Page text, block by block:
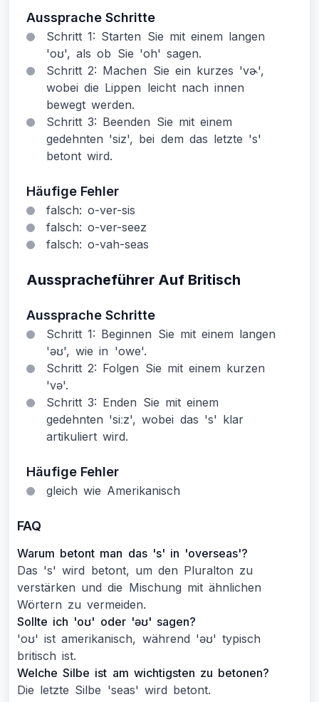
Aussprache Schritte
Schritt 1: Starten Sie mit einem langen
'oʊ', als ob Sie 'oh' sagen.
Schritt 2: Machen Sie ein kurzes 'vɚ',
wobei die Lippen leicht nach innen
bewegt werden.
Schritt 3: Beenden Sie mit einem
gedehnten 'siz', bei dem das letzte 's'
betont wird.
Häufige Fehler
falsch: o-ver-sis
falsch: o-ver-seez
falsch: o-vah-seas
Ausspracheführer Auf Britisch
Aussprache Schritte
Schritt 1: Beginnen Sie mit einem langen
'əʊ', wie in 'owe'.
Schritt 2: Folgen Sie mit einem kurzen
'və'.
Schritt 3: Enden Sie mit einem
gedehnten 'siːz', wobei das 's' klar
artikuliert wird.
Häufige Fehler
gleich wie Amerikanisch
FAQ
Warum betont man das 's' in 'overseas'?
Das 's' wird betont, um den Pluralton zu
verstärken und die Mischung mit ähnlichen
Wörtern zu vermeiden.
Sollte ich 'oʊ' oder 'əʊ' sagen?
'oʊ' ist amerikanisch, während 'əʊ' typisch
britisch ist.
Welche Silbe ist am wichtigsten zu betonen?
Die letzte Silbe 'seas' wird betont.